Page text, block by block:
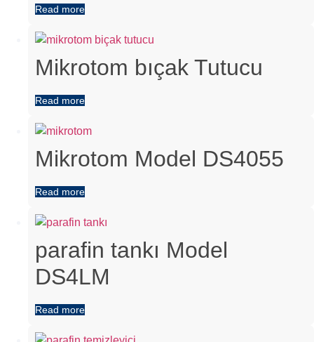
Read more
Mikrotom bıçak Tutucu
Read more
Mikrotom Model DS4055
Read more
parafin tankı Model
DS4LM
Read more